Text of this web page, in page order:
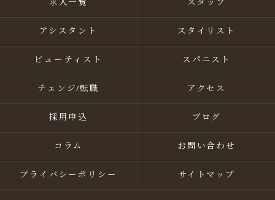
求人一覧 スタッフ
アシスタント スタイリスト
ビューティスト スパニスト
チェンジ/転職 アクセス
採用申込 ブログ
コラム お問い合わせ
プライバシーポリシー サイトマップ